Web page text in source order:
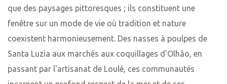
que des paysages pittoresques ; ils constituent une
fenêtre sur un mode de vie où tradition et nature
coexistent harmonieusement. Des nasses à poulpes de
Santa Luzia aux marchés aux coquillages d'Olhão, en
passant par l'artisanat de Loulé, ces communautés